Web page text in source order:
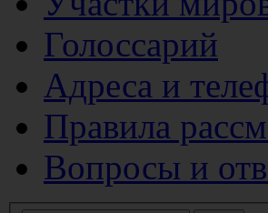
Голоссарий
Адреса и
Правила
Вопросы и